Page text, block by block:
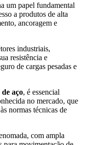
um papel fundamental
a produtos de alta
ancoragem e
industriais,
resistência e
de cargas pesadas e
aço, é essencial
no mercado, que
normas técnicas de
com ampla